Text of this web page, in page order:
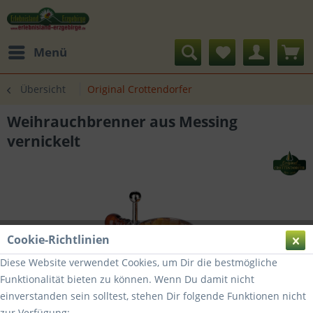
Menü
Übersicht Original Crottendorfer
Weihrauchbrenner aus Messing
vernickelt
Cookie-Richtlinien
Diese Website verwendet Cookies, um Dir die bestmögliche
Funktionalität bieten zu können. Wenn Du damit nicht
einverstanden sein solltest, stehen Dir folgende Funktionen nicht